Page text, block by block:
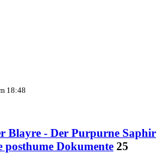
18:48
Blayre - Der Purpurne Saphir
posthume Dokumente 25